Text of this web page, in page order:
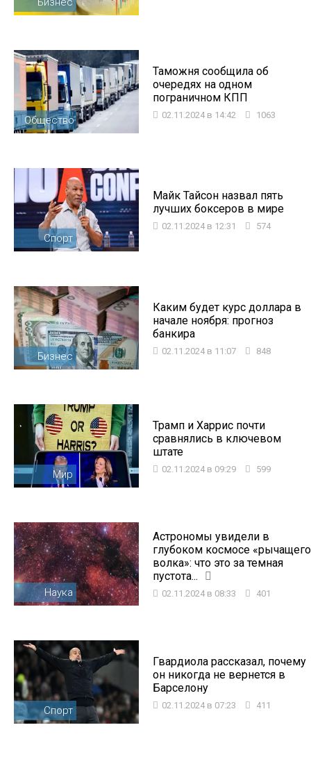
Общество
Таможня сообщила об
очередях на одном
пограничном КПП
02.11.2024 в 14:42 1063
Спорт
Майк Тайсон назвал пять
лучших боксеров в мире
02.11.2024 в 12:31 574
Бизнес
Каким будет курс доллара в
начале ноября: прогноз
банкира
02.11.2024 в 11:07 848
Мир
Трамп и Харрис почти
сравнялись в ключевом
штате
02.11.2024 в 09:29 599
Наука
Астрономы увидели в
глубоком космосе «рычащего
волка»: что это за темная
пустота...
02.11.2024 в 08:33 401
Спорт
Гвардиола рассказал, почему
он никогда не вернется в
Барселону
02.11.2024 в 07:23 411